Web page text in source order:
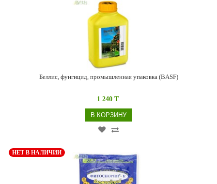
Беллис, фунгицид, промышленная упаковка (BASF)
1 240 T
В КОРЗИНУ
НЕТ В НАЛИЧИИ